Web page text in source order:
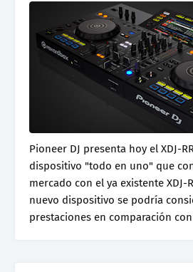
Pioneer DJ presenta hoy el XDJ-
dispositivo "todo en uno" que
mercado con el ya existente XDJ-
nuevo dispositivo se podría
prestaciones en comparación con